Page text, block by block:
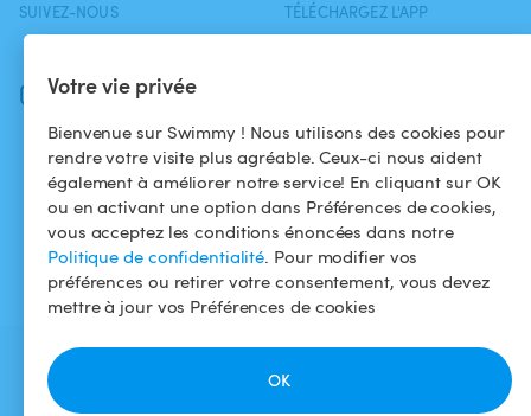
Votre vie privée
Bienvenue sur Swimmy ! Nous utilisons des cookies pour
rendre votre visite plus agréable. Ceux-ci nous aident
également à améliorer notre service! En cliquant sur OK
ou en activant une option dans Préférences de cookies,
vous acceptez les conditions énoncées dans notre
Politique de confidentialité. Pour modifier vos
préférences ou retirer votre consentement, vous devez
mettre à jour vos Préférences de cookies
OK
SUIVEZ-NOUS
Instagram
TÉLÉCHARGEZ L'APP